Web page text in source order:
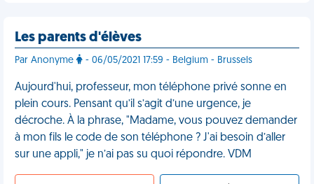
Les parents d'élèves
Par Anonyme - 06/05/2021 17:59 - Belgium - Brussels
Aujourd'hui, professeur, mon téléphone privé sonne en
plein cours. Pensant qu’il s’agit d’une urgence, je
décroche. À la phrase, "Madame, vous pouvez demander
à mon fils le code de son téléphone ? J'ai besoin d’aller
sur une appli," je n’ai pas su quoi répondre. VDM